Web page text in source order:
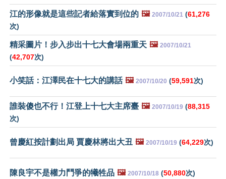
江的形像就是這些記者給落實到位的 🖼️ 2007/10/21 (61,276
次)
精采圖片！步入步出十七大會場兩重天 🖼️ 2007/10/21
(42,707次)
小笑話：江澤民在十七大的講話 🖼️ 2007/10/20 (59,591次)
誰裝傻也不行！江登上十七大主席臺 🖼️ 2007/10/19 (88,315
次)
曾慶紅按計劃出局 賈慶林將出大丑 🖼️ 2007/10/19 (64,229次)
陳良宇不是權力鬥爭的犧牲品 🖼️ 2007/10/18 (50,880次)